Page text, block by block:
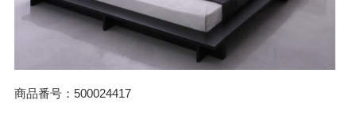
商品番号：500024417